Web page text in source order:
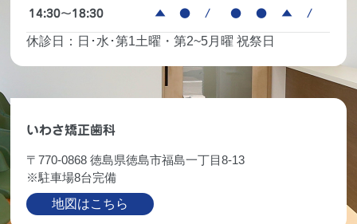
14:30～18:30 ▲ ● / ● ● ▲ /
休診日：日･水･第1土曜・第2~5月曜 祝祭日
いわさ矯正歯科
〒770-0868 徳島県徳島市福島一丁目8-13
※駐車場8台完備
地図はこちら